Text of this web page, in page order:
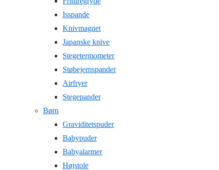
Isspande
Knivmagnet
Japanske knive
Stegetermometer
Støbejernspander
Airfryer
Stegepander
Børn
Graviditetspuder
Babypuder
Babyalarmer
Højstole